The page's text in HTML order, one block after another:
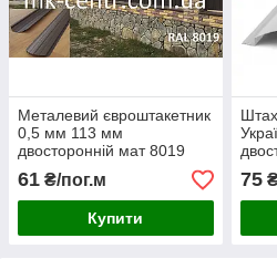
Металевий євроштакетник
0,5 мм 113 мм
двосторонній мат 8019
штахетник
61 ₴/пог.м
Купити
75